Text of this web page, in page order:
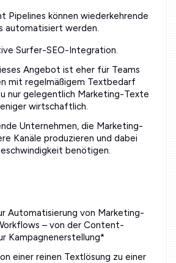
Pipelines können wiederkehrende
automatisiert werden.
Surfer-SEO-Integration.
Angebot ist eher für Teams
mit regelmäßigem Textbedarf
nur gelegentlich Marketing-Texte
wirtschaftlich.
Unternehmen, die Marketing-
Kanäle produzieren und dabei
benötigen.
Automatisierung von Marketing-
– von der Content-
Kampagnenerstellung*
einer reinen Textlösung zu einer